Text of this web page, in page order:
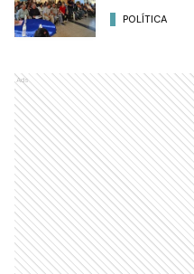
POLÍTICA
Ads